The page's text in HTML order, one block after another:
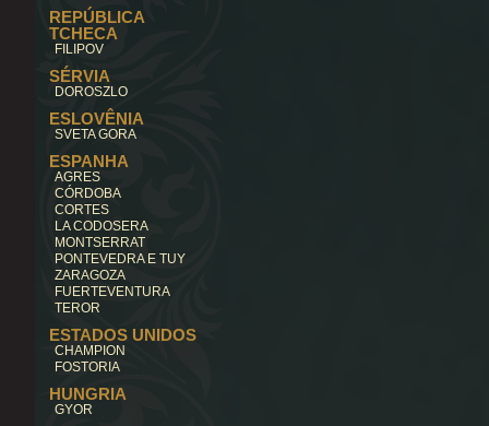
REPÚBLICA
TCHECA
FILIPOV
SÉRVIA
DOROSZLO
ESLOVÊNIA
SVETA GORA
ESPANHA
AGRES
CÓRDOBA
CORTES
LA CODOSERA
MONTSERRAT
PONTEVEDRA E TUY
ZARAGOZA
FUERTEVENTURA
TEROR
ESTADOS UNIDOS
CHAMPION
FOSTORIA
HUNGRIA
GYOR